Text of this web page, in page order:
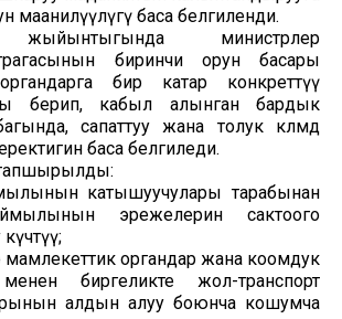
маанилүүлүгү баса белгиленди.
министрлер
биринчи орун басары
бир катар конкреттүү
берип, кабыл алынган бардык
сапаттуу жана толук көлөмдө
баса белгиледи.
тапшырылды:
катышуучулары тарабынан
эрежелерин сактоого
органдар жана коомдук
биргеликте жол-транспорт
алдын алуу боюнча кошумча